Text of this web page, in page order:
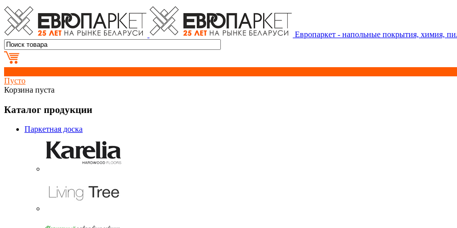
Европаркет - напольные покрытия, химия,
Пусто
Корзина пуста
Каталог продукции
Паркетная доска